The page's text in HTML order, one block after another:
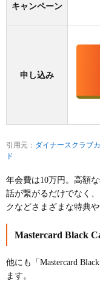
キャンペーン
申し込み
引用元： ダイナースクラブ
ド
年会費は10万円。高額
話が繋がるだけでなく
クなどさまざまな特典
Mastercard Black
他にも「Mastercard
ます。